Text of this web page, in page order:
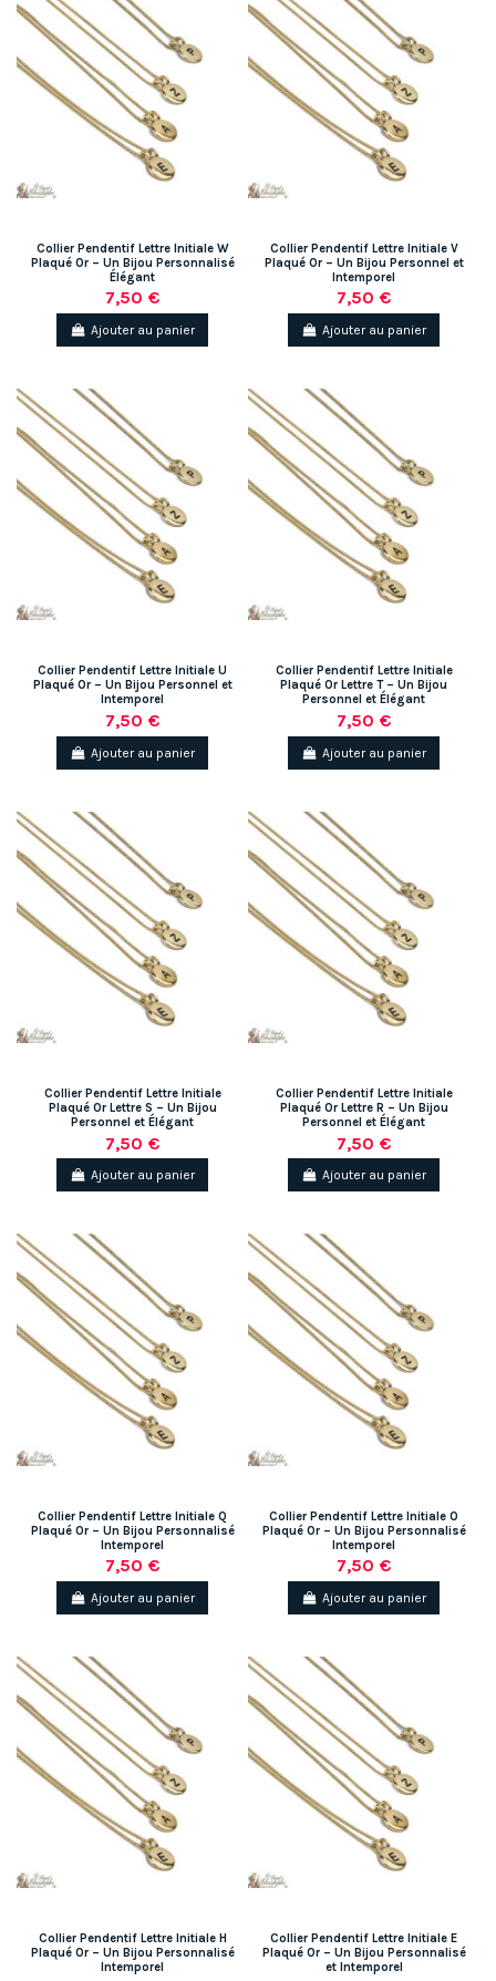
Collier Pendentif Lettre Initiale W
Plaqué Or – Un Bijou Personnalisé
Élégant
7,50 €
Ajouter au panier
Collier Pendentif Lettre Initiale V
Plaqué Or – Un Bijou Personnel et
Intemporel
7,50 €
Ajouter au panier
Collier Pendentif Lettre Initiale U
Plaqué Or – Un Bijou Personnel et
Intemporel
7,50 €
Ajouter au panier
Collier Pendentif Lettre Initiale
Plaqué Or Lettre T – Un Bijou
Personnel et Élégant
7,50 €
Ajouter au panier
Collier Pendentif Lettre Initiale
Plaqué Or Lettre S – Un Bijou
Personnel et Élégant
7,50 €
Ajouter au panier
Collier Pendentif Lettre Initiale
Plaqué Or Lettre R – Un Bijou
Personnel et Élégant
7,50 €
Ajouter au panier
Collier Pendentif Lettre Initiale Q
Plaqué Or – Un Bijou Personnalisé
Intemporel
7,50 €
Ajouter au panier
Collier Pendentif Lettre Initiale O
Plaqué Or – Un Bijou Personnalisé
Intemporel
7,50 €
Ajouter au panier
Collier Pendentif Lettre Initiale H
Plaqué Or – Un Bijou Personnalisé
Intemporel
Collier Pendentif Lettre Initiale E
Plaqué Or – Un Bijou Personnalisé
et Intemporel